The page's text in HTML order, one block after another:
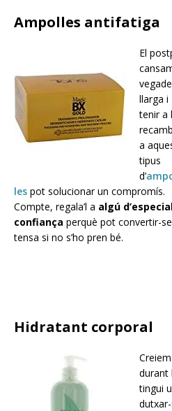
Ampolles antifatiga
El
llarga i
tenir a
a
tipus
d’
les pot solucionar un compromís.
Compte, regala’l a algú
confiança perquè pot convertir-
tensa si no s’ho pren bé.
Hidratant corporal
durant
tingui